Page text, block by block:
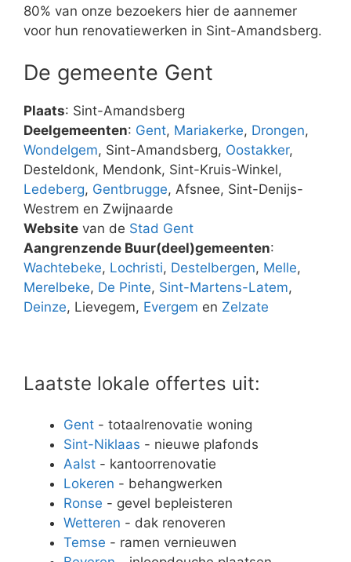
80% van onze bezoekers hier de aannemer
voor hun renovatiewerken in Sint-Amandsberg.
De gemeente Gent
Plaats: Sint-Amandsberg
Deelgemeenten: Gent, Mariakerke, Drongen,
Wondelgem, Sint-Amandsberg, Oostakker,
Desteldonk, Mendonk, Sint-Kruis-Winkel,
Ledeberg, Gentbrugge, Afsnee, Sint-Denijs-
Westrem en Zwijnaarde
Website van de Stad Gent
Aangrenzende Buur(deel)gemeenten:
Wachtebeke, Lochristi, Destelbergen, Melle,
Merelbeke, De Pinte, Sint-Martens-Latem,
Deinze, Lievegem, Evergem en Zelzate
Laatste lokale offertes uit:
Gent - totaalrenovatie woning
Sint-Niklaas - nieuwe plafonds
Aalst - kantoorrenovatie
Lokeren - behangwerken
Ronse - gevel bepleisteren
Wetteren - dak renoveren
Temse - ramen vernieuwen